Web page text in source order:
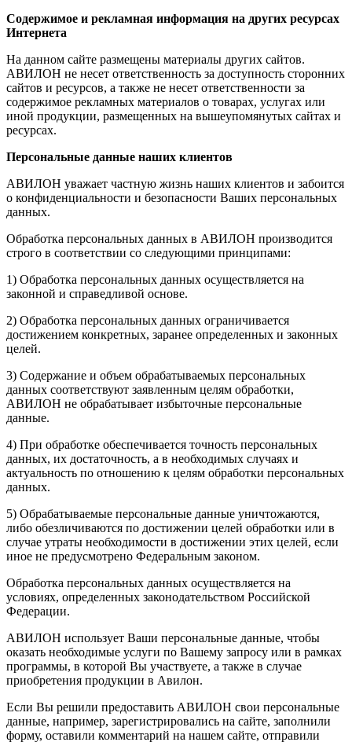
Содержимое и рекламная информация на других ресурсах
Интернета
На данном сайте размещены материалы других сайтов.
АВИЛОН не несет ответственность за доступность сторонних
сайтов и ресурсов, а также не несет ответственности за
содержимое рекламных материалов о товарах, услугах или
иной продукции, размещенных на вышеупомянутых сайтах и
ресурсах.
Персональные данные наших клиентов
АВИЛОН уважает частную жизнь наших клиентов и забоится
о конфиденциальности и безопасности Ваших персональных
данных.
Обработка персональных данных в АВИЛОН производится
строго в соответствии со следующими принципами:
1) Обработка персональных данных осуществляется на
законной и справедливой основе.
2) Обработка персональных данных ограничивается
достижением конкретных, заранее определенных и законных
целей.
3) Содержание и объем обрабатываемых персональных
данных соответствуют заявленным целям обработки,
АВИЛОН не обрабатывает избыточные персональные
данные.
4) При обработке обеспечивается точность персональных
данных, их достаточность, а в необходимых случаях и
актуальность по отношению к целям обработки персональных
данных.
5) Обрабатываемые персональные данные уничтожаются,
либо обезличиваются по достижении целей обработки или в
случае утраты необходимости в достижении этих целей, если
иное не предусмотрено Федеральным законом.
Обработка персональных данных осуществляется на
условиях, определенных законодательством Российской
Федерации.
АВИЛОН использует Ваши персональные данные, чтобы
оказать необходимые услуги по Вашему запросу или в рамках
программы, в которой Вы участвуете, а также в случае
приобретения продукции в Авилон.
Если Вы решили предоставить АВИЛОН свои персональные
данные, например, зарегистрировались на сайте, заполнили
форму, оставили комментарий на нашем сайте, отправили